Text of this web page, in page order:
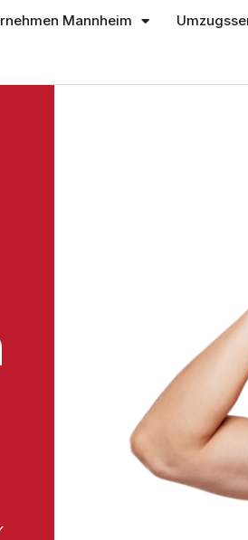
Mannheim